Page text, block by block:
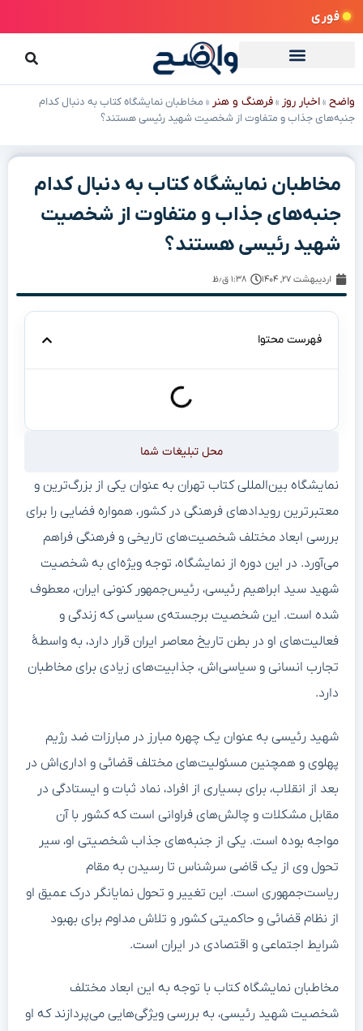
فوری
واضح »اخبار روز »فرهنگ و هنر » مخاطبان نمایشگاه کتاب به دنبال کدام
جنبه‌های جذاب و متفاوت از شخصیت شهید رئیسی هستند؟
مخاطبان نمایشگاه کتاب به دنبال کدام
جنبه‌های جذاب و متفاوت از شخصیت
شهید رئیسی هستند؟
اردیبهشت ۲۷, ۱۴۰۴ ۱:۳۸ ق٫ظ
فهرست محتوا
محل تبلیغات شما
نمایشگاه بین‌المللی کتاب تهران به عنوان یکی از بزرگ‌ترین و
معتبرترین رویدادهای فرهنگی در کشور، همواره فضایی را برای
بررسی ابعاد مختلف شخصیت‌های تاریخی و فرهنگی فراهم
می‌آورد. در این دوره از نمایشگاه، توجه ویژه‌ای به شخصیت
شهید سید ابراهیم رئیسی، رئیس‌جمهور کنونی ایران، معطوف
شده است. این شخصیت برجسته‌ی سیاسی که زندگی و
فعالیت‌های او در بطن تاریخ معاصر ایران قرار دارد، به واسطهٔ
تجارب انسانی و سیاسی‌اش، جذابیت‌های زیادی برای مخاطبان
دارد.
شهید رئیسی به عنوان یک چهره مبارز در مبارزات ضد رژیم
پهلوی و همچنین مسئولیت‌های مختلف قضائی و اداری‌اش در
بعد از انقلاب، برای بسیاری از افراد، نماد ثبات و ایستادگی در
مقابل مشکلات و چالش‌های فراوانی است که کشور با آن
مواجه بوده است. یکی از جنبه‌های جذاب شخصیتی او، سیر
تحول وی از یک قاضی سرشناس تا رسیدن به مقام
ریاست‌جمهوری است. این تغییر و تحول نمایانگر درک عمیق او
از نظام قضائی و حاکمیتی کشور و تلاش مداوم برای بهبود
شرایط اجتماعی و اقتصادی در ایران است.
مخاطبان نمایشگاه کتاب با توجه به این ابعاد مختلف
شخصیت شهید رئیسی، به بررسی ویژگی‌هایی می‌پردازند که او